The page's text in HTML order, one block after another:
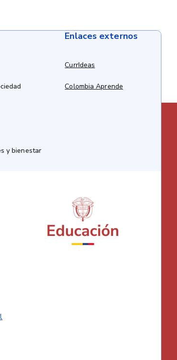
y bienestar
Enlaces externos
CurrIdeas
Colombia Aprende